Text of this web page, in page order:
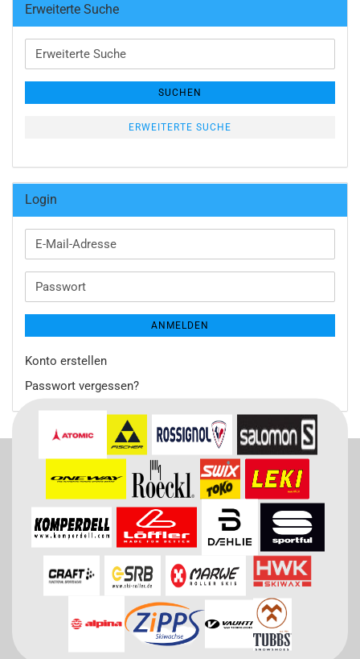
Erweiterte Suche
Erweiterte
Suche
SUCHEN
ERWEITERTE SUCHE
Login
E-
Mail-
Passwort
ANMELDEN
Konto erstellen
Passwort vergessen?